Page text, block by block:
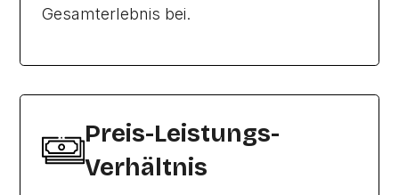
Gesamterlebnis bei.
Preis-Leistungs-
Verhältnis